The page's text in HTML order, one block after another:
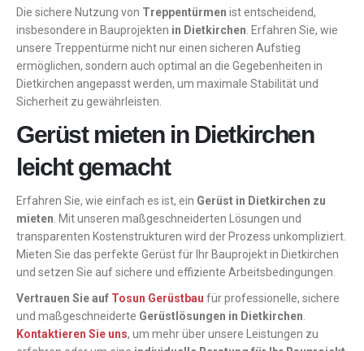
Die sichere Nutzung von Treppentürmen ist entscheidend,
insbesondere in Bauprojekten in Dietkirchen . Erfahren Sie, wie
unsere Treppentürme nicht nur einen sicheren Aufstieg
ermöglichen, sondern auch optimal an die Gegebenheiten in
Dietkirchen angepasst werden, um maximale Stabilität und
Sicherheit zu gewährleisten.
Gerüst mieten in Dietkirchen
leicht gemacht
Erfahren Sie, wie einfach es ist, ein Gerüst in Dietkirchen zu
mieten . Mit unseren maßgeschneiderten Lösungen und
transparenten Kostenstrukturen wird der Prozess unkompliziert.
Mieten Sie das perfekte Gerüst für Ihr Bauprojekt in Dietkirchen
und setzen Sie auf sichere und effiziente Arbeitsbedingungen.
Vertrauen Sie auf Tosun Gerüstbau für professionelle, sichere
und maßgeschneiderte Gerüstlösungen in Dietkirchen
Kontaktieren Sie uns, um mehr über unsere Leistungen zu